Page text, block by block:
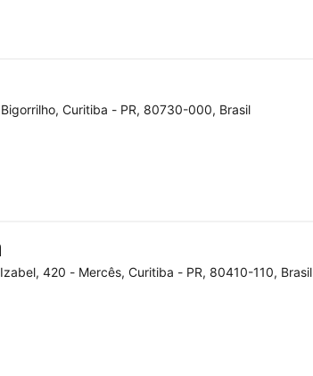
Curitiba - PR, 80730-000, Brasil
420 - Mercês, Curitiba - PR, 80410-110, Brasil